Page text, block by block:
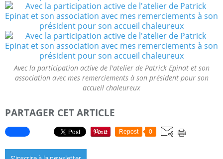
Avec la participation active de l'atelier de Patrick Epinat et son
association avec mes remerciements à son président pour son
accueil chaleureux
PARTAGER CET ARTICLE
Repost 0